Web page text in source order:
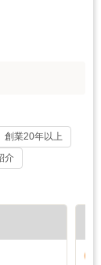
創業20年以上
介